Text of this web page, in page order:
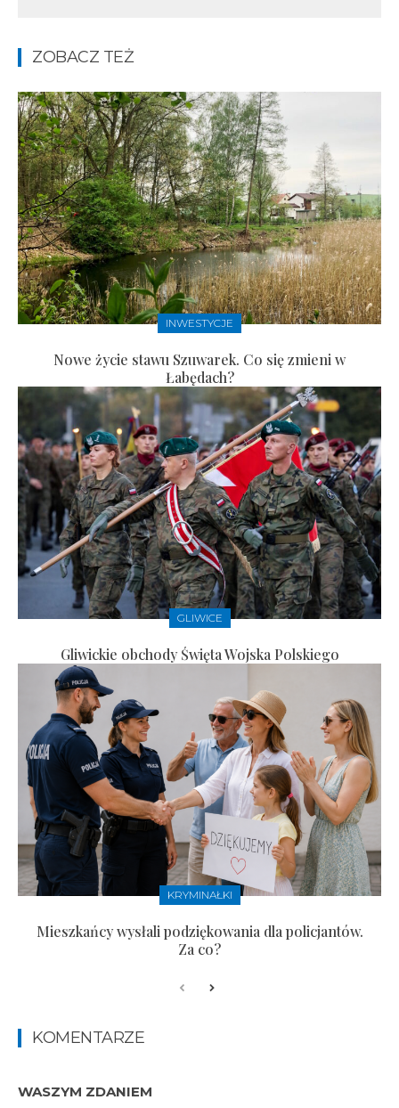
ZOBACZ TEŻ
INWESTYCJE
Nowe życie stawu Szuwarek. Co się zmieni w
Łabędach?
GLIWICE
Gliwickie obchody Święta Wojska Polskiego
KRYMINAŁKI
Mieszkańcy wysłali podziękowania dla policjantów.
Za co?
KOMENTARZE
WASZYM ZDANIEM